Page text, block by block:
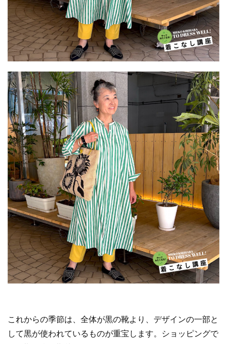
これからの季節は、全体が黒の靴より、デザインの一部と
して黒が使われているものが重宝します。ショッピングで